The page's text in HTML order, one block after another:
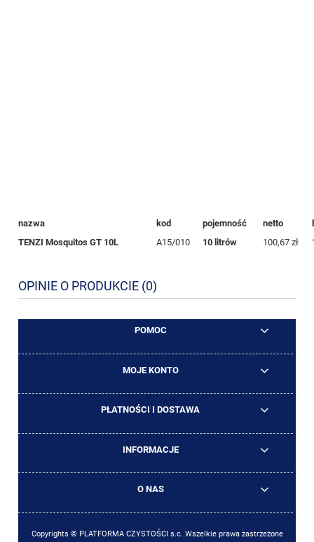
nazwa kod pojemność netto
TENZI Mosquitos GT 10L
A15/010 10 litrów 100,67 zł
OPINIE O PRODUKCIE (0)
POMOC
MOJE KONTO
PŁATNOŚCI I DOSTAWA
INFORMACJE
O NAS
Copyrights © PLATFORMA CZYSTOŚCI s.c. Wszelkie prawa zastrzeżone